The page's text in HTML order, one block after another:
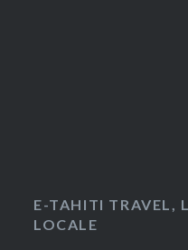
E-TAHITI TRAVEL,
LOCALE